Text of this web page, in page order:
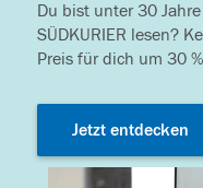
Du bist unter 30
SÜDKURIER lesen?
Preis für dich um 30
Jetzt entdecken